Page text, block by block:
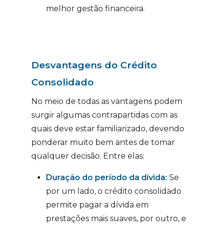
melhor gestão financeira.
Desvantagens do Crédito
Consolidado
No meio de todas as vantagens podem
surgir algumas contrapartidas com as
quais deve estar familiarizado, devendo
ponderar muito bem antes de tomar
qualquer decisão. Entre elas:
Duração do período da dívida: Se
por um lado, o crédito consolidado
permite pagar a dívida em
prestações mais suaves, por outro, e